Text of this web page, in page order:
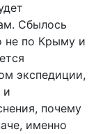
Сбылось
не по Крыму и
экспедиции,
и
почему
именно